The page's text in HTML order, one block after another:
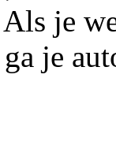
je
je